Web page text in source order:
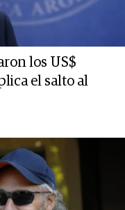
los US$
el salto al